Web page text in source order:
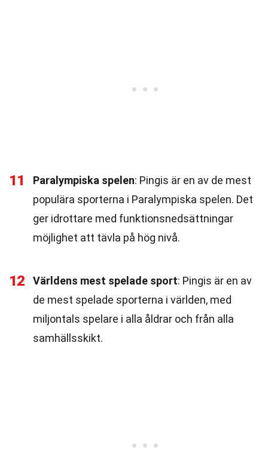
11 Paralympiska spelen: Pingis är en av de mest
populära sporterna i Paralympiska spelen. Det
ger idrottare med funktionsnedsättningar
möjlighet att tävla på hög nivå.
12 Världens mest spelade sport: Pingis är en av
de mest spelade sporterna i världen, med
miljontals spelare i alla åldrar och från alla
samhällsskikt.